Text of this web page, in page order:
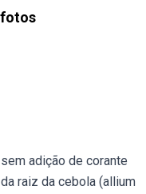
fotos
adição de corante
raiz da cebola (allium